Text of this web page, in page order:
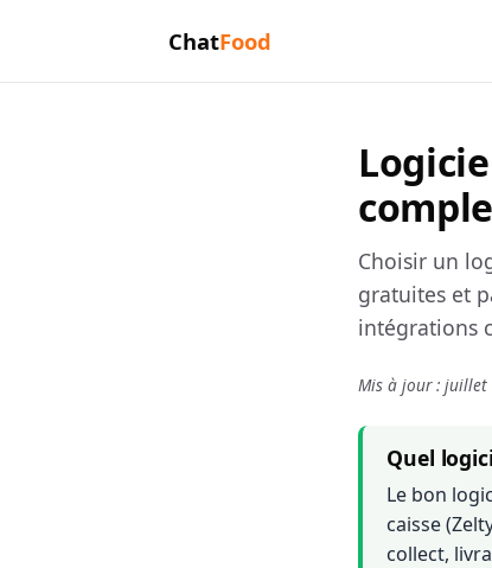
ChatFood
Choisir un
gratuites et
intégrations
Mis à jour : juillet
Quel
Le bon
caisse
collect,